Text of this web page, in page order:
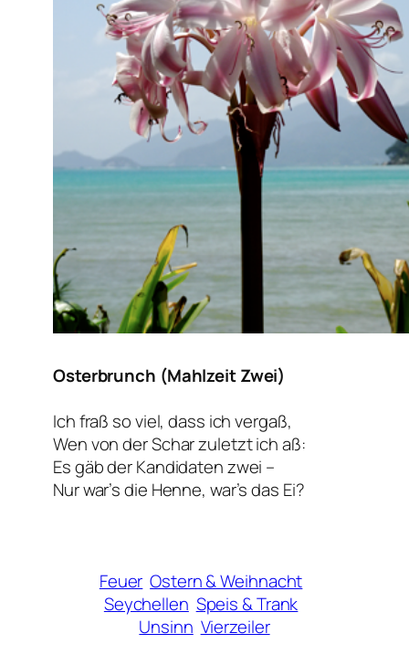
Osterbrunch (Mahlzeit Zwei)
Ich fraß so viel, dass ich vergaß,
Wen von der Schar zuletzt ich aß:
Es gäb der Kandidaten zwei –
Nur war’s die Henne, war’s das Ei?
Feuer Ostern & Weihnacht
Seychellen Speis & Trank
Unsinn Vierzeiler